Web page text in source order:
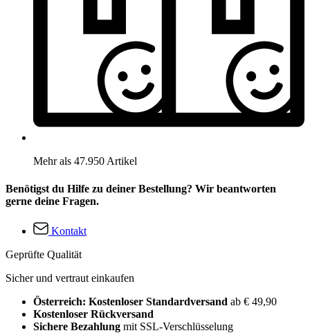
Mehr als 47.950 Artikel
Benötigst du Hilfe zu deiner Bestellung? Wir beantworten
gerne deine Fragen.
Kontakt
Geprüfte Qualität
Sicher und vertraut einkaufen
Österreich: Kostenloser Standardversand ab € 49,90
Kostenloser Rückversand
Sichere Bezahlung mit SSL-Verschlüsselung